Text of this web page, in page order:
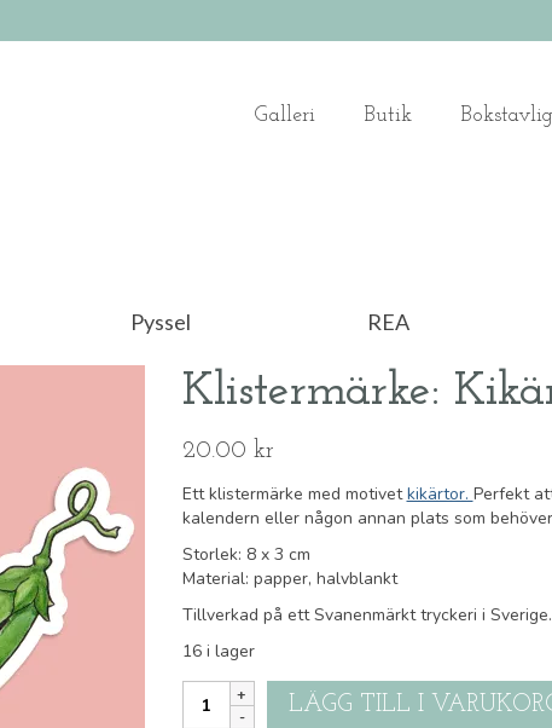
Galleri Butik
Pyssel REA
Klistermärke:
20.00 kr
Ett klistermärke med motivetkikärtor. Perfekt
kalendern eller någon annan plats som
Storlek: 8 x 3 cm
Material: papper, halvblankt
Tillverkad på ett Svanenmärkt tryckeri i Sverige.
16 i lager
Klistermärke:
Kikärtor
LÄGG TILL I